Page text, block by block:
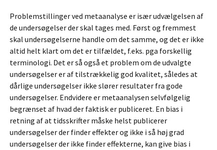
Problemstillinger ved metaanalyse er især udvælgelsen af
de undersøgelser der skal tages med. Først og fremmest
skal undersøgelserne handle om det samme, og det er ikke
altid helt klart om det er tilfældet, f.eks. pga forskellig
terminologi. Det er så også et problem om de udvalgte
undersøgelser er af tilstrækkelig god kvalitet, således at
dårlige undersøgelser ikke slører resultater fra gode
undersøgelser. Endvidere er metaanalysen selvfølgelig
begrænset af hvad der faktisk er publiceret. En bias i
retning af at tidsskrifter måske helst publicerer
undersøgelser der finder effekter og ikke i så høj grad
undersøgelser der ikke finder effekterne, kan give bias i